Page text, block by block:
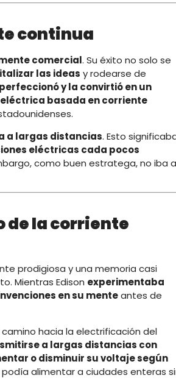
continua
comercial. Su éxito no solo se
las ideas y rodearse de
y la convirtió en un
basada en corriente
a largas distancias. Esto
eléctricas cada pocos
como buen estratega, no iba a
de la corriente
prodigiosa y una memoria casi
Mientras Edison experimentaba
en su menteantes de
hacia la electrificación del
a largas distancias con
o disminuir su voltaje según
alimentar a ciudades enteras